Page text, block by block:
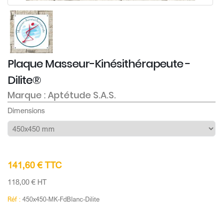
Plaque Masseur-Kinésithérapeute -
Dilite®
Marque : Aptétude S.A.S.
Dimensions
141,60 € TTC
118,00 € HT
Réf : 450x450-MK-FdBlanc-Dilite